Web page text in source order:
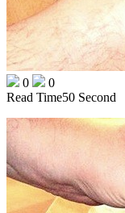
0
0
Read Time50 Second